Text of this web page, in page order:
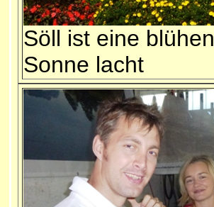
Söll ist eine
Sonne lacht